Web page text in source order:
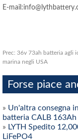
E-
Prec: 36v 73ah batteria agli
marina negli USA
Forse piace
» Un'altra consegna
batteria CALB 163Ah
» LYTH Spedito
LiFePO4